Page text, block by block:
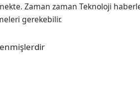
Zaman zaman Teknoloji
gerekebilir.